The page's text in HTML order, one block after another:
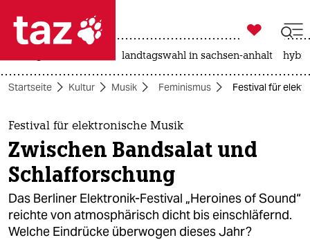
 taz zahl ich
taz zahl ich
themen
politik
öko
gesellschaft

taz zahl ich
landtagswahl in sachsen-anhalt
Startseite Kultur Musik Feminismus Festival für
Festival für elektronische Musik
Zwischen Bandsalat und
Schlafforschung
Das Berliner Elektronik-Festival „Heroines of Sound“
reichte von atmosphärisch dicht bis einschläfernd.
Welche Eindrücke überwogen dieses Jahr?